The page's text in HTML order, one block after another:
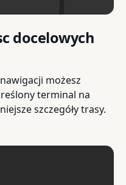
docelowych
możesz
terminal na
szczegóły trasy.